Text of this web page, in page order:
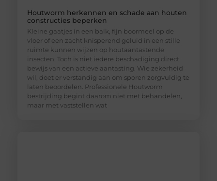
Houtworm herkennen en schade aan houten
constructies beperken
Kleine gaatjes in een balk, fijn boormeel op de
vloer of een zacht knisperend geluid in een stille
ruimte kunnen wijzen op houtaantastende
insecten. Toch is niet iedere beschadiging direct
bewijs van een actieve aantasting. Wie zekerheid
wil, doet er verstandig aan om sporen zorgvuldig te
laten beoordelen. Professionele Houtworm
bestrijding begint daarom niet met behandelen,
maar met vaststellen wat